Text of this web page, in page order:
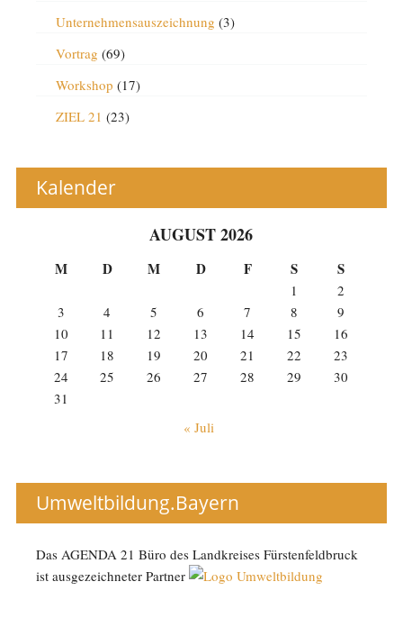
Unternehmensauszeichnung (3)
Vortrag (69)
Workshop (17)
ZIEL 21 (23)
Kalender
AUGUST 2026
M D M D F S S
1
2
3
4 5 6 7 8
9
10
11 12 13 14 15
16
17
18 19 20 21 22
23
24
25 26 27 28 29
30
31
« Juli
Umweltbildung.Bayern
Das AGENDA 21 Büro des Landkreises Fürstenfeldbruck
ist ausgezeichneter Partner